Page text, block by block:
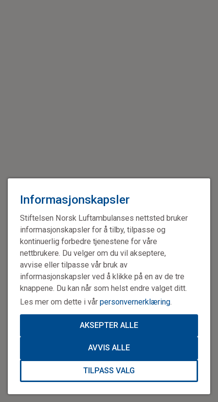
Informasjonskapsler
Stiftelsen Norsk Luftambulanses nettsted bruker
informasjonskapsler for å tilby, tilpasse og
kontinuerlig forbedre tjenestene for våre
nettbrukere. Du velger om du vil akseptere,
avvise eller tilpasse vår bruk av
informasjonskapsler ved å klikke på en av de tre
knappene. Du kan når som helst endre valget ditt.
Les mer om dette i vår personvernerklæring.
AKSEPTER ALLE
AVVIS ALLE
TILPASS VALG